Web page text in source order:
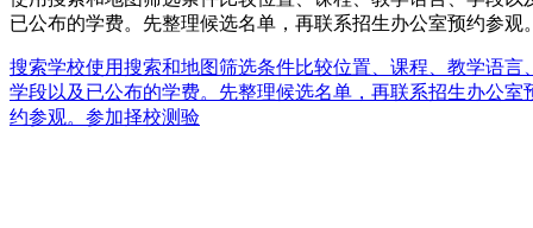
已公布的学费。先整理候选名单，再联系招生办公室预约参观
搜索学校使用搜索和地图筛选条件比较位置、课程、教学语言
学段以及已公布的学费。先整理候选名单，再联系招生办公室
约参观。 参加择校测验